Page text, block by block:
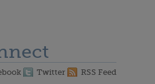
Twitter RSS Feed